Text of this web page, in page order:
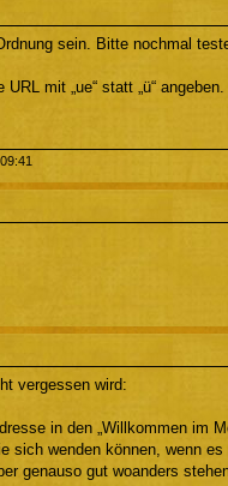
sein. Bitte nochmal
mit „ue“ statt „ü“ angeben.
vergessen wird:
in den „Willkommen im
sich wenden können, wenn
genauso gut woanders